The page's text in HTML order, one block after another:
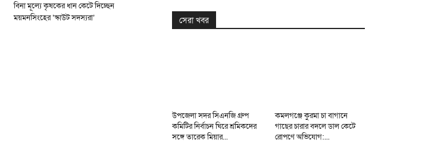
বিনা মূল্যে কৃষকের ধান কেটে দিচ্ছেন
ময়মনসিংহের ‘স্কাউট সদস্যরা’
সেরা খবর
উপজেলা সদর সিএনজি গ্রুপ
কমিটির নির্বাচন ঘিরে শ্রমিকদের
সঙ্গে তারেক মিয়ার...
কমলগঞ্জে কুরমা চা বাগানে
গাছের চারার বদলে ডাল কেটে
রোপণে অভিযোগ:...